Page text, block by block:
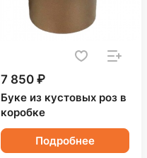
7 850 ₽
Буке из кустовых роз в
коробке
Подробнее